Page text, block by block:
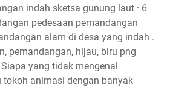
indah sketsa gunung laut · 6
pedesaan pemandangan
alam di desa yang indah .
pemandangan, hijau, biru png
yang tidak mengenal
tokoh animasi dengan banyak